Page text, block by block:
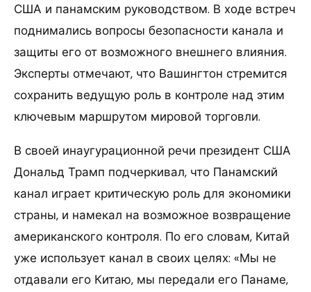
США и панамским руководством. В ходе встреч
поднимались вопросы безопасности канала и
защиты его от возможного внешнего влияния.
Эксперты отмечают, что Вашингтон стремится
сохранить ведущую роль в контроле над этим
ключевым маршрутом мировой торговли.
В своей инаугурационной речи президент США
Дональд Трамп подчеркивал, что Панамский
канал играет критическую роль для экономики
страны, и намекал на возможное возвращение
американского контроля. По его словам, Китай
уже использует канал в своих целях: «Мы не
отдавали его Китаю, мы передали его Панаме,